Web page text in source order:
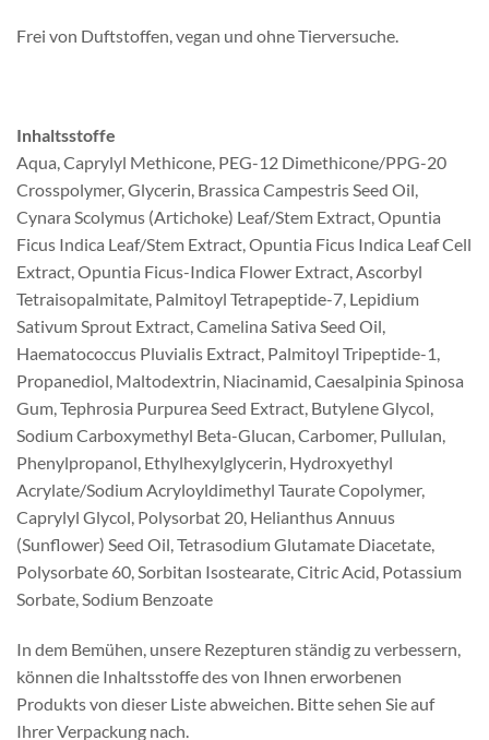
Frei von Duftstoffen, vegan und ohne Tierversuche.
Inhaltsstoffe
Aqua, Caprylyl Methicone, PEG-12 Dimethicone/PPG-20
Crosspolymer, Glycerin, Brassica Campestris Seed Oil,
Cynara Scolymus (Artichoke) Leaf/Stem Extract, Opuntia
Ficus Indica Leaf/Stem Extract, Opuntia Ficus Indica Leaf Cell
Extract, Opuntia Ficus-Indica Flower Extract, Ascorbyl
Tetraisopalmitate, Palmitoyl Tetrapeptide-7, Lepidium
Sativum Sprout Extract, Camelina Sativa Seed Oil,
Haematococcus Pluvialis Extract, Palmitoyl Tripeptide-1,
Propanediol, Maltodextrin, Niacinamid, Caesalpinia Spinosa
Gum, Tephrosia Purpurea Seed Extract, Butylene Glycol,
Sodium Carboxymethyl Beta-Glucan, Carbomer, Pullulan,
Phenylpropanol, Ethylhexylglycerin, Hydroxyethyl
Acrylate/Sodium Acryloyldimethyl Taurate Copolymer,
Caprylyl Glycol, Polysorbat 20, Helianthus Annuus
(Sunflower) Seed Oil, Tetrasodium Glutamate Diacetate,
Polysorbate 60, Sorbitan Isostearate, Citric Acid, Potassium
Sorbate, Sodium Benzoate
In dem Bemühen, unsere Rezepturen ständig zu verbessern,
können die Inhaltsstoffe des von Ihnen erworbenen
Produkts von dieser Liste abweichen. Bitte sehen Sie auf
Ihrer Verpackung nach.